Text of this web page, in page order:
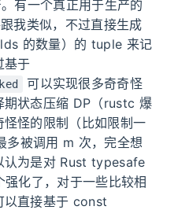
有一个真正用于生产的
我类似，不过直接生成
的数量）的 tuple 来记
基于
可以实现很多奇奇怪
期状态压缩 DP（rustc 爆
怪的限制（比如限制一
多被调用 m 次，完全想
认为是对 Rust typesafe
化了，对于一些比较相
以直接基于 const